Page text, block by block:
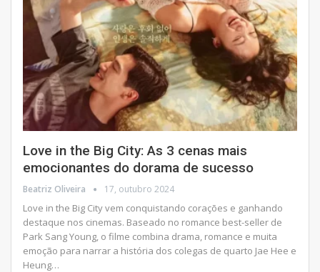
Love in the Big City: As 3 cenas mais
emocionantes do dorama de sucesso
Beatriz Oliveira 17, outubro 2024
Love in the Big City vem conquistando corações e ganhando
destaque nos cinemas. Baseado no romance best-seller de
Park Sang Young, o filme combina drama, romance e muita
emoção para narrar a história dos colegas de quarto Jae Hee e
Heung…